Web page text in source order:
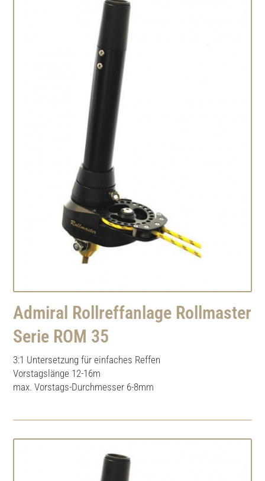
Admiral Rollreffanlage Rollmaster
Serie ROM 35
3:1 Untersetzung für einfaches Reffen
Vorstagslänge 12-16m
max. Vorstags-Durchmesser 6-8mm